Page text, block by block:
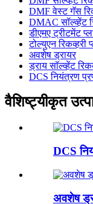
DMF वेस्ट गॅस
DMAC सॉल्व्हेंट
डीएमए ट्रीटमेंट
टोल्युएन रिकव्हरी
अवशेष ड्रायर
ड्राय सॉल्व्हेंट
DCS नियंत्रण
वैशिष्ट्यीकृत
DCS
अवशेष